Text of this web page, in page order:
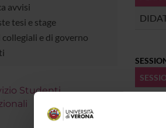
avvisi
tesi e stage
e di governo
Studenti